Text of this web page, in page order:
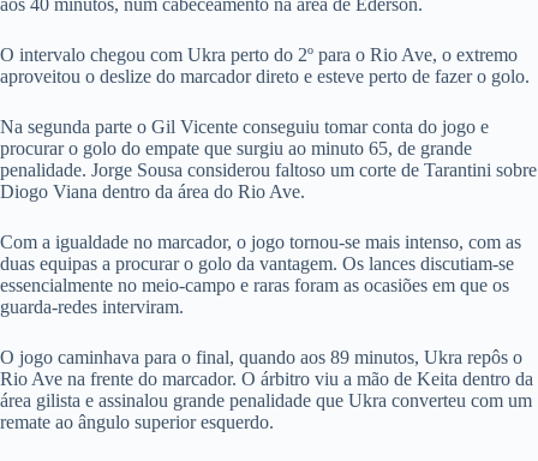
aos 40 minutos, num cabeceamento na área de Ederson.
O intervalo chegou com Ukra perto do 2º para o Rio Ave, o extremo
aproveitou o deslize do marcador direto e esteve perto de fazer o golo.
Na segunda parte o Gil Vicente conseguiu tomar conta do jogo e
procurar o golo do empate que surgiu ao minuto 65, de grande
penalidade. Jorge Sousa considerou faltoso um corte de Tarantini sobre
Diogo Viana dentro da área do Rio Ave.
Com a igualdade no marcador, o jogo tornou-se mais intenso, com as
duas equipas a procurar o golo da vantagem. Os lances discutiam-se
essencialmente no meio-campo e raras foram as ocasiões em que os
guarda-redes interviram.
O jogo caminhava para o final, quando aos 89 minutos, Ukra repôs o
Rio Ave na frente do marcador. O árbitro viu a mão de Keita dentro da
área gilista e assinalou grande penalidade que Ukra converteu com um
remate ao ângulo superior esquerdo.